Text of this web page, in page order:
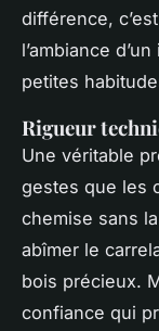
différence,
l’ambiance
petites
Rigueur
Une véritable
gestes que les
chemise sans
abîmer le
bois précieux.
confiance qui